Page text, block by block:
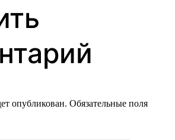
опубликован. Обязательные поля